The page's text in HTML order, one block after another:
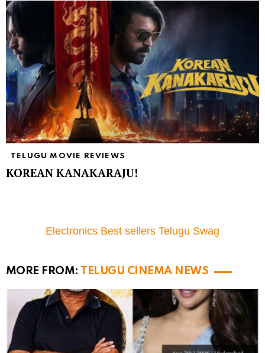
TELUGU MOVIE REVIEWS
KOREAN KANAKARAJU!
Electronics Best sellers Telugu Swag
MORE FROM: TELUGU CINEMA NEWS